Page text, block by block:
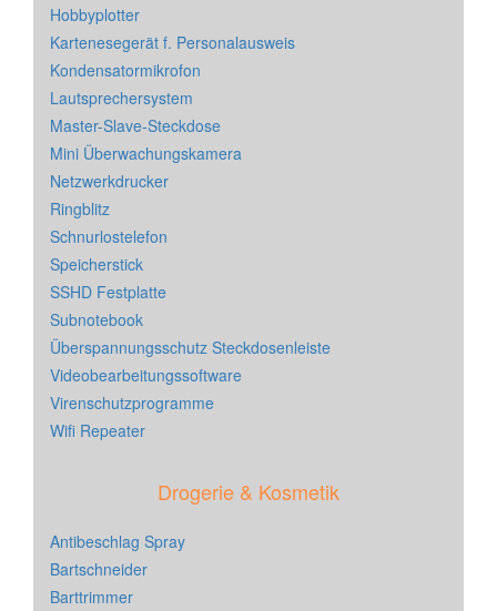
Hobbyplotter
Kartenesegerät f. Personalausweis
Kondensatormikrofon
Lautsprechersystem
Master-Slave-Steckdose
Mini Überwachungskamera
Netzwerkdrucker
Ringblitz
Schnurlostelefon
Speicherstick
SSHD Festplatte
Subnotebook
Überspannungsschutz Steckdosenleiste
Videobearbeitungssoftware
Virenschutzprogramme
Wifi Repeater
Drogerie & Kosmetik
Antibeschlag Spray
Bartschneider
Barttrimmer